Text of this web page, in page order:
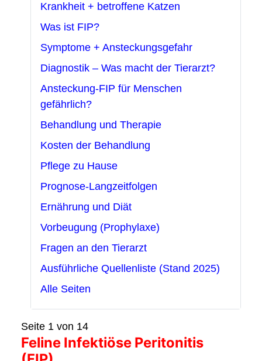
Krankheit + betroffene Katzen
Was ist FIP?
Symptome + Ansteckungsgefahr
Diagnostik – Was macht der Tierarzt?
Ansteckung-FIP für Menschen
gefährlich?
Behandlung und Therapie
Kosten der Behandlung
Pflege zu Hause
Prognose-Langzeitfolgen
Ernährung und Diät
Vorbeugung (Prophylaxe)
Fragen an den Tierarzt
Ausführliche Quellenliste (Stand 2025)
Alle Seiten
Seite 1 von 14
Feline Infektiöse Peritonitis